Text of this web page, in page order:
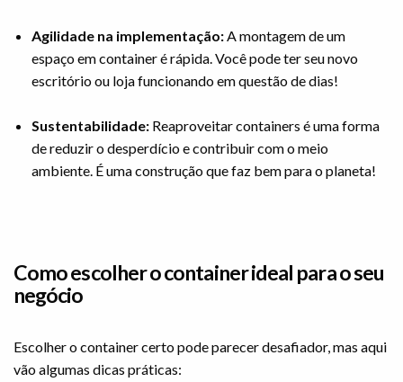
Agilidade na implementação:A montagem de um
espaço em container é rápida. Você pode ter seu novo
escritório ou loja funcionando em questão de dias!
Sustentabilidade: Reaproveitar containers é uma forma
de reduzir o desperdício e contribuir com o meio
ambiente. É uma construção que faz bem para o planeta!
Como escolher o container ideal para o seu
negócio
Escolher o container certo pode parecer desafiador, mas aqui
vão algumas dicas práticas: